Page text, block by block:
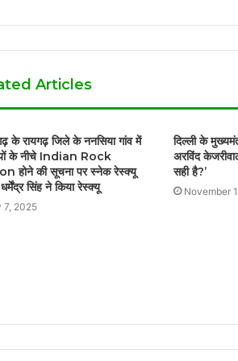
Articles
के रायगढ़ जिले के ननसिया गांव में
के नीचे Indian Rock
होने की सूचना पर स्नेक रेस्क्यू
सिंह ने किया रेस्क्यू
7, 2025
दिल्ली के
अरविंद
सही है?’
November